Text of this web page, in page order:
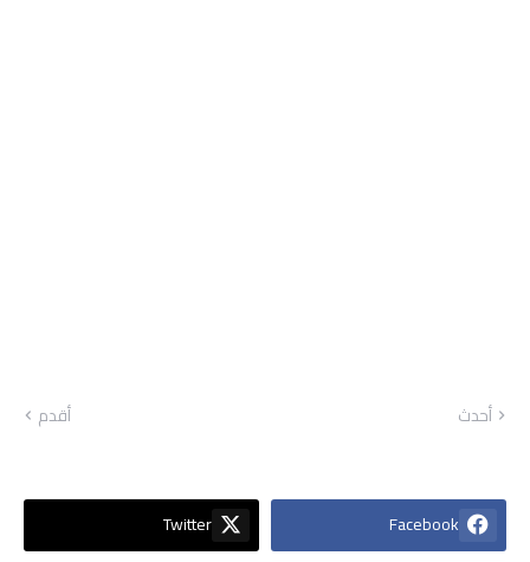
أحدث أقدم
Facebook
Twitter